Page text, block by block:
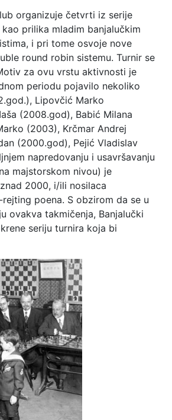
organizuje četvrti iz serije
prilika mladim banjalučkim
i pri tome osvoje nove
round robin sistemu. Turnir se
za ovu vrstu aktivnosti je
periodu pojavilo nekoliko
Lipovčić Marko
(2008.god), Babić Milana
(2003), Krčmar Andrej
(2000.god), Pejić Vladislav
napredovanju i usavršavanju
majstorskom nivou) je
2000, i/ili nosilaca
poena. S obzirom da se u
ovakva takmičenja, Banjalučki
seriju turnira koja bi